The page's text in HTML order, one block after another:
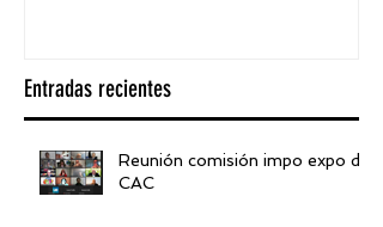
Entradas recientes
Reunión comisión impo expo de
CAC